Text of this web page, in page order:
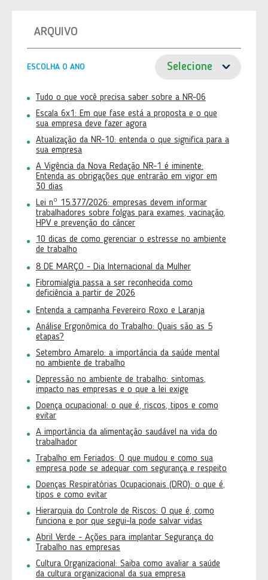
ARQUIVO
ESCOLHA O ANO
Tudo o que você precisa saber sobre a NR-06
Escala 6x1: Em que fase está a proposta e o que
sua empresa deve fazer agora
Atualização da NR-10: entenda o que significa para a
sua empresa
A Vigência da Nova Redação NR-1 é iminente:
Entenda as obrigações que entrarão em vigor em
30 dias
Lei nº 15.377/2026: empresas devem informar
trabalhadores sobre folgas para exames, vacinação,
HPV e prevenção do câncer
10 dicas de como gerenciar o estresse no ambiente
de trabalho
8 DE MARÇO - Dia Internacional da Mulher
Fibromialgia passa a ser reconhecida como
deficiência a partir de 2026
Entenda a campanha Fevereiro Roxo e Laranja
Análise Ergonômica do Trabalho: Quais são as 5
etapas?
Setembro Amarelo: a importância da saúde mental
no ambiente de trabalho
Depressão no ambiente de trabalho: sintomas,
impacto nas empresas e o que a lei exige
Doença ocupacional: o que é, riscos, tipos e como
evitar
A importância da alimentação saudável na vida do
trabalhador
Trabalho em Feriados: O que mudou e como sua
empresa pode se adequar com segurança e respeito
Doenças Respiratórias Ocupacionais (DRO): o que é,
tipos e como evitar
Hierarquia do Controle de Riscos: O que é, como
funciona e por que segui-la pode salvar vidas
Abril Verde - Ações para implantar Segurança do
Trabalho nas empresas
Cultura Organizacional: Saiba como avaliar a saúde
da cultura organizacional da sua empresa